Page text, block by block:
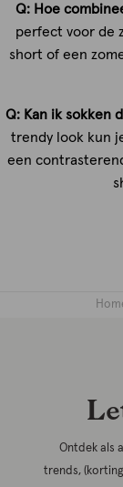
Q: Hoe
perfect voor de
short of een
Q: Kan ik sokken
trendy look kun
een
Ontdek als
trends,